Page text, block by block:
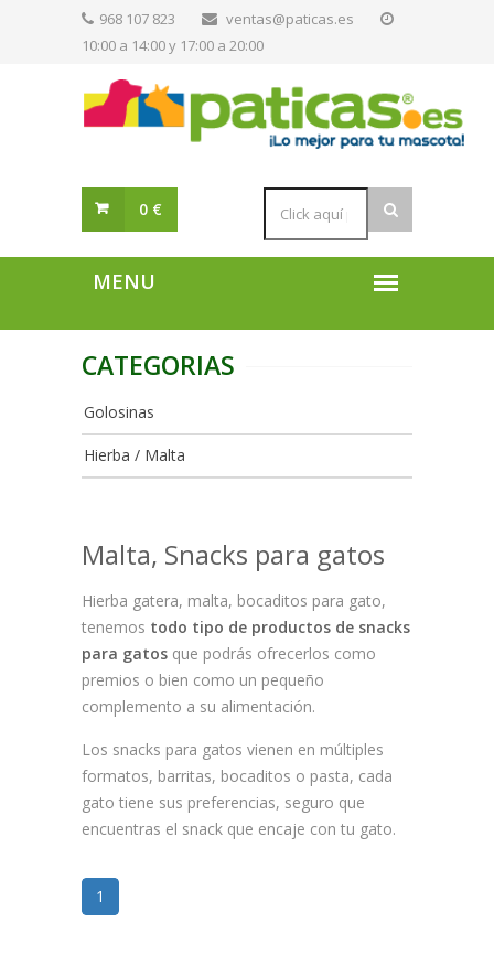
968 107 823
ventas@paticas.es
10:00 a 14:00 y 17:00 a 20:00
0 €
CATEGORIAS
Golosinas
Hierba / Malta
Malta, Snacks para gatos
Hierba gatera, malta, bocaditos para gato,
tenemos todo tipo de productos de snacks
para gatos que podrás ofrecerlos como
premios o bien como un pequeño
complemento a su alimentación.
Los snacks para gatos vienen en múltiples
formatos, barritas, bocaditos o pasta, cada
gato tiene sus preferencias, seguro que
encuentras el snack que encaje con tu gato.
1